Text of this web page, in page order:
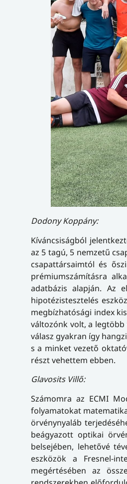
Dodony Koppány:
Kíváncsiságból
az 5 tagú, 5 nemzetű
csapattársaimtól és
prémiumszámításra
adatbázis alapján. Az
hipotézistesztelés
megbízhatósági index
változónk volt, a
válasz gyakran így
s a minket vezető
részt vehettem ebben.
Glavosits Villő:
Számomra az ECMI
folyamatokat
örvénynyaláb
beágyazott optikai
belsejében, lehetővé
eszközök a Fresnel-
megértésében az